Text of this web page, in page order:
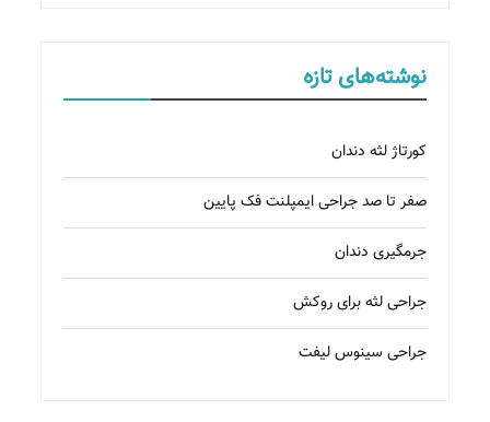
نوشته‌های تازه
کورتاژ لثه دندان
صفر تا صد جراحی ایمپلنت فک پایین
جرمگیری دندان
جراحی لثه برای روکش
جراحی سینوس لیفت